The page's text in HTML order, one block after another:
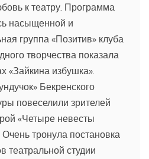
к театру. Программа
насыщенной и
группа «Позитив» клуба
творчества показала
«Зайкина избушка».
Бекренского
повеселили зрителей
«Четыре невесты
тронула постановка
театральной студии